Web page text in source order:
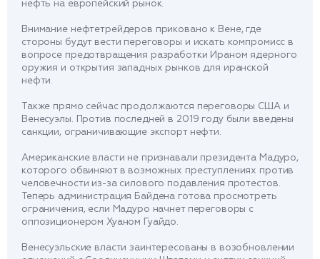
нефть на европейский рынок.
Внимание нефтетрейдеров приковано к Вене, где
стороны будут вести переговоры и искать компромисс в
вопросе предотвращения разработки Ираном ядерного
оружия и открытия западных рынков для иранской
нефти.
Также прямо сейчас продолжаются переговоры США и
Венесуэлы. Против последней в 2019 году были введены
санкции, ограничивающие экспорт нефти.
Американские власти не признавали президента Мадуро,
которого обвиняют в возможных преступлениях против
человечности из-за силового подавления протестов.
Теперь администрация Байдена готова просмотреть
ограничения, если Мадуро начнет переговоры с
оппозиционером Хуаном Гуайдо.
Венесуэльские власти заинтересованы в возобновлении